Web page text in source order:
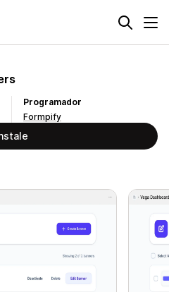
Programador
Formpify